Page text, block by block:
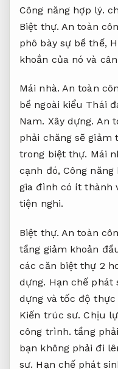
Công năng hợp lý.
Biệt thự. An toàn
phô bày sự bề thế,
khoắn của nó và
Mái nhà. An toàn
bề ngoài kiểu Thái
Nam. Xây dựng. An
phải chăng sẽ giảm
trong biệt thự. Mái
cạnh đó, Công năng
gia đình có ít thành
tiện nghi.
Biệt thự. An toàn
tầng giảm khoản
các căn biệt thự 2
dựng. Hạn chế phát
dựng và tốc độ
Kiến trúc sư. Chịu
công trình. tầng
bạn không phải đi
sư. Hạn chế phát